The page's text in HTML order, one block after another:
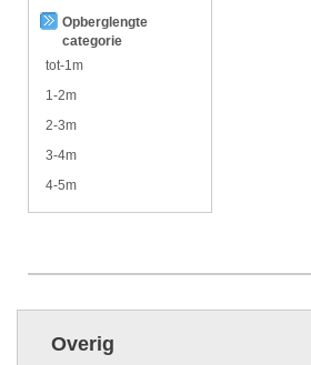
Opberglengte
categorie
tot-1m
1-2m
2-3m
3-4m
4-5m
Overig